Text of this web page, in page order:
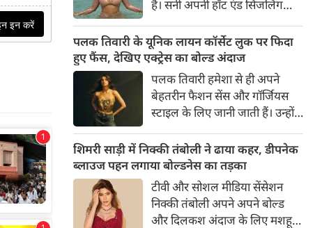
बॉलीवुड की 'बेबी डॉल' सनी लियोनी
अपनी बोल्डनेस के लिए जानी जाती
हैं। सनी अपनी हॉट एंड सिजलिंग
तस्वीरों से इंरनेट पर तहलका मचाती
रहती हैं। फैंस सनी लियोनी की तस्वीरों
का बेसब्री से इंतजार करते हैं। इस बार
सनी लियोनी ने मालदीव वेकेशन से
पलक तिवारी के यूनिक लायन कॉर्सेट लुक पर फिदा
हुए फैंस, देखिए एक्ट्रेस का बोल्ड अंदाज
पलक तिवारी हमेशा से ही अपने
बेहतरीन फैशन सेंस और गॉर्जियस
स्टाइल के लिए जानी जाती हैं। उन्होंने
अपनी दिलकश अदाओं से एक बार
फिर फैंस का दिल जीत लिया है।
पलक ने एक बेहद यूनीक और
स्टाइलिश गोल्डन कॉर्सेट टॉप में
शिमरी साड़ी में निक्की तंबोली ने ढाया कहर, डीपनेक
ब्लाउज पहन लगाया बोल्डनेस का तड़का
टीवी और सोशल मीडिया सेंसेशन